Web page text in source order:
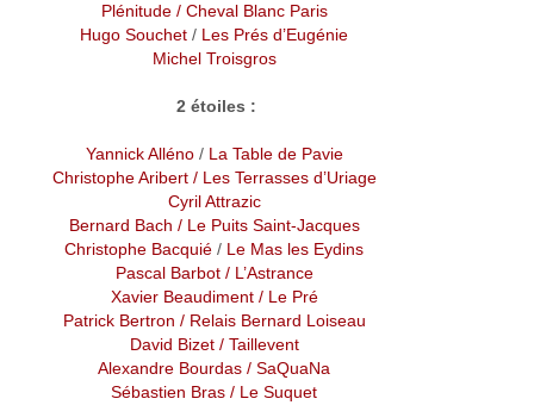
Plénitude / Cheval Blanc Paris
Hugo Souchet / Les Prés d’Eugénie
Michel Troisgros
2 étoiles :
Yannick Alléno / La Table de Pavie
Christophe Aribert/ Les Terrasses d’Uriage
Cyril Attrazic
Bernard Bach / Le Puits Saint-Jacques
Christophe Bacquié / Le Mas les Eydins
Pascal Barbot / L’Astrance
Xavier Beaudiment/ Le Pré
Patrick Bertron / Relais Bernard Loiseau
David Bizet/ Taillevent
Alexandre Bourdas / SaQuaNa
Sébastien Bras/ Le Suquet